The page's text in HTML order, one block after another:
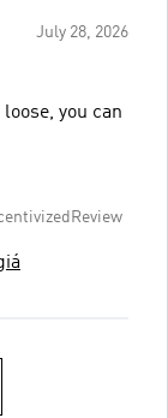
July 28, 2026
you can